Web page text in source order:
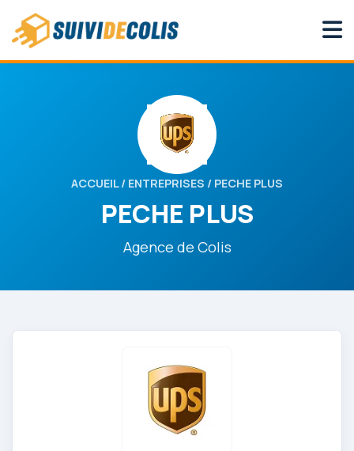
ACCUEIL/ ENTREPRISES / PECHE PLUS
PECHE PLUS
Agence de Colis